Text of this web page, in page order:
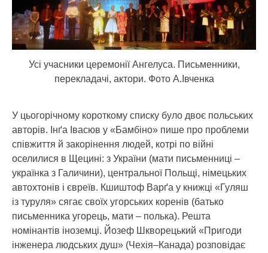
Усі учасники церемонії Ангелуса. Письменники,
перекладачі, актори. Фото А.Івченка
У цьогорічному короткому списку було двоє польських
авторів. Інґа Івасюв у «Бамбіно» пише про проблеми
співжиття й закорінення людей, котрі по війні
оселилися в Щецині: з України (мати письменниці –
українка з Галичини), центральної Польщі, німецьких
автохтонів і євреїв. Кшиштоф Варґа у книжці «Гуляш
із туруля» сягає своїх угорських коренів (батько
письменника угорець, мати – полька). Решта
номінантів іноземці. Йозеф Шкворецький «Пригоди
інженера людських душ» (Чехія–Канада) розповідає